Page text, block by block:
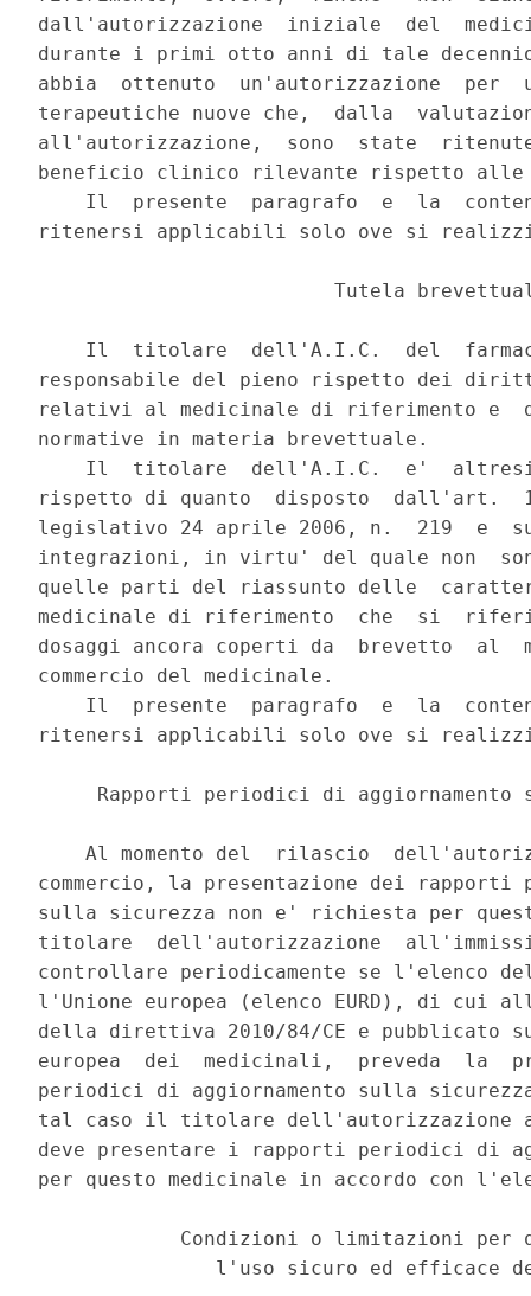
dall'autorizzazione  iniziale  del
durante i primi otto anni di tale
abbia  ottenuto  un'autorizzazione
terapeutiche nuove che,  dalla
all'autorizzazione,  sono  state
beneficio clinico rilevante rispetto
Il  presente  paragrafo  e  la
ritenersi applicabili solo ove si
Tutela
Il  titolare  dell'A.I.C.  del
responsabile del pieno rispetto dei
relativi al medicinale di riferimento e
normative in materia brevettuale.
Il  titolare  dell'A.I.C.  e'
rispetto di quanto  disposto  dall'art.
legislativo 24 aprile 2006, n.  219  e
integrazioni, in virtu' del quale non
quelle parti del riassunto delle
medicinale di riferimento  che  si
dosaggi ancora coperti da  brevetto  al
commercio del medicinale.
Il  presente  paragrafo  e  la
ritenersi applicabili solo ove si
Rapporti periodici di aggiornamento
Al momento del  rilascio
commercio, la presentazione dei
sulla sicurezza non e' richiesta per
titolare  dell'autorizzazione
controllare periodicamente se l'elenco
l'Unione europea (elenco EURD), di
della direttiva 2010/84/CE e pubblicato
europea  dei  medicinali,  preveda  la
periodici di aggiornamento sulla
tal caso il titolare dell'autorizzazione
deve presentare i rapporti periodici di
per questo medicinale in accordo con
Condizioni o limitazioni per
l'uso sicuro ed efficace